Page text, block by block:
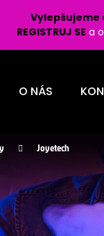
Vylepšujeme
REGISTRUJ SE a
O NÁS
Joyetech